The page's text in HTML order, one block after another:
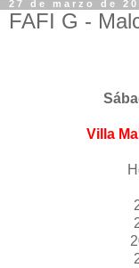
27 de marzo de
FAFI G -
Villa